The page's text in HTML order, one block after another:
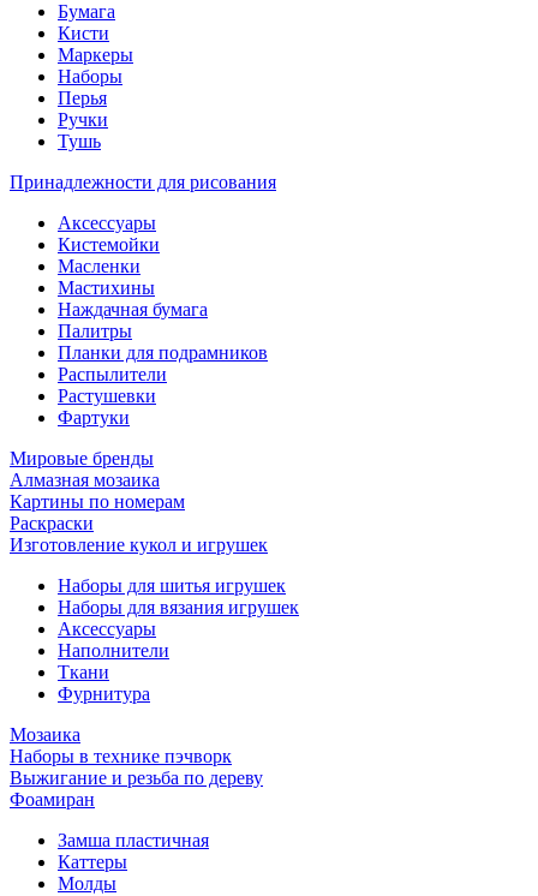
Бумага
Кисти
Маркеры
Наборы
Перья
Ручки
Тушь
Принадлежности для рисования
Аксессуары
Кистемойки
Масленки
Мастихины
Наждачная бумага
Палитры
Планки для подрамников
Распылители
Растушевки
Фартуки
Мировые бренды
Алмазная мозаика
Картины по номерам
Раскраски
Изготовление кукол и игрушек
Наборы для шитья игрушек
Наборы для вязания игрушек
Аксессуары
Наполнители
Ткани
Фурнитура
Мозаика
Наборы в технике пэчворк
Выжигание и резьба по дереву
Фоамиран
Замша пластичная
Каттеры
Молды